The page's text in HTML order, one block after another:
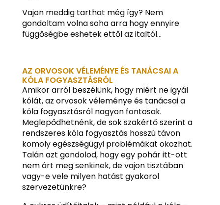
Vajon meddig tarthat még így? Nem
gondoltam volna soha arra hogy ennyire
függőségbe eshetek ettől az italtól…
AZ ORVOSOK VÉLEMÉNYE ÉS TANÁCSAI A
KÓLA FOGYASZTÁSRÓL
Amikor arról beszélünk, hogy miért ne igyál
kólát, az orvosok véleménye és tanácsai a
kóla fogyasztásról nagyon fontosak.
Meglepődhetnénk, de sok szakértő szerint a
rendszeres kóla fogyasztás hosszú távon
komoly egészségügyi problémákat okozhat.
Talán azt gondolod, hogy egy pohár itt-ott
nem árt meg senkinek, de vajon tisztában
vagy-e vele milyen hatást gyakorol
szervezetünkre?